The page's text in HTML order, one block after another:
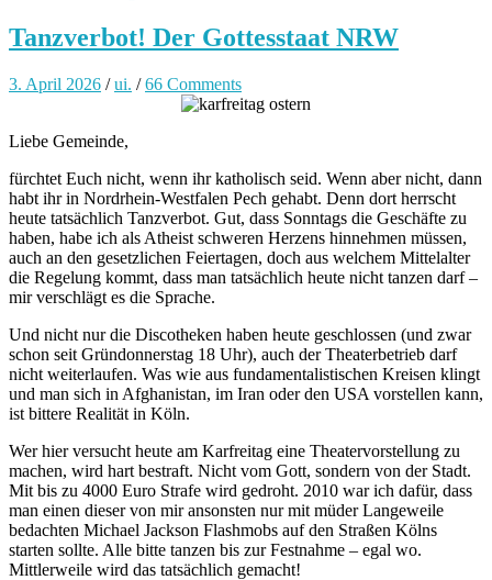
Tanzverbot! Der Gottesstaat NRW
3. April 2026 /ui. /66 Comments
Liebe Gemeinde,
fürchtet Euch nicht, wenn ihr katholisch seid. Wenn aber nicht, dann
habt ihr in Nordrhein-Westfalen Pech gehabt. Denn dort herrscht
heute tatsächlich Tanzverbot. Gut, dass Sonntags die Geschäfte zu
haben, habe ich als Atheist schweren Herzens hinnehmen müssen,
auch an den gesetzlichen Feiertagen, doch aus welchem Mittelalter
die Regelung kommt, dass man tatsächlich heute nicht tanzen darf –
mir verschlägt es die Sprache.
Und nicht nur die Discotheken haben heute geschlossen (und zwar
schon seit Gründonnerstag 18 Uhr), auch der Theaterbetrieb darf
nicht weiterlaufen. Was wie aus fundamentalistischen Kreisen klingt
und man sich in Afghanistan, im Iran oder den USA vorstellen kann,
ist bittere Realität in Köln.
Wer hier versucht heute am Karfreitag eine Theatervorstellung zu
machen, wird hart bestraft. Nicht vom Gott, sondern von der Stadt.
Mit bis zu 4000 Euro Strafe wird gedroht. 2010 war ich dafür, dass
man einen dieser von mir ansonsten nur mit müder Langeweile
bedachten Michael Jackson Flashmobs auf den Straßen Kölns
starten sollte. Alle bitte tanzen bis zur Festnahme – egal wo.
Mittlerweile wird das tatsächlich gemacht!